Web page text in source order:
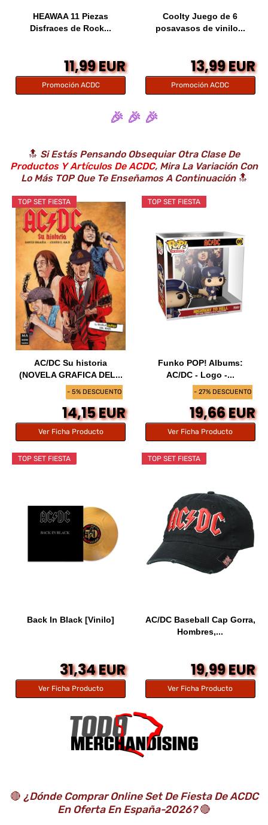
HEAWAA 11 Piezas
Disfraces de Rock...
11,99 EUR
Promoción ACDC
Coolty Juego de 6
posavasos de vinilo...
13,99 EUR
Promoción ACDC
🎉 🎉 🎉
🔝 Si Estás Pensando Obsequiar Otra Clase De
Productos Y Artículos De ACDC, Mira La Variación Con
Lo Más TOP Que Te Enseñamos A Continuación🔝
- 5% DESCUENTO
TOP SET FIESTA
AC/DC Su historia
(NOVELA GRAFICA DEL...
14,15 EUR
Ver Ficha Producto
- 27% DESCUENTO
TOP SET FIESTA
Funko POP! Albums:
AC/DC - Logo -...
19,66 EUR
Ver Ficha Producto
TOP SET FIESTA
Back In Black [Vinilo]
31,34 EUR
Ver Ficha Producto
TOP SET FIESTA
AC/DC Baseball Cap Gorra,
Hombres,...
19,99 EUR
Ver Ficha Producto
🔴 ¿Dónde Comprar Online Set De Fiesta De ACDC
En Oferta En España-2026?🔴